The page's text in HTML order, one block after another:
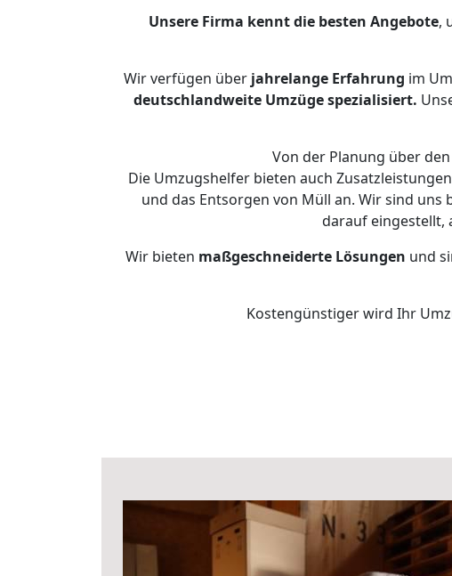
Unsere Firma kennt die besten Angebote,
Wir verfügen über jahrelange Erfahrung im
deutschlandweite Umzüge spezialisiert.
Von der Planung über
Die Umzugshelfer bieten auch
und das Entsorgen von Müll an. Wir sind
darauf eingestellt,
Wir bieten maßgeschneiderte Lösungen und
Kostengünstiger wird Ihr